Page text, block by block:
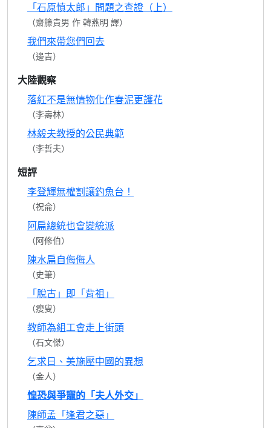
「石原慎太郎」問題之查證（上）
（齋籐貴男 作 韓燕明 譯）
我們來帶您們回去
（邊吉）
大陸觀察
落紅不是無情物化作春泥更護花
（李壽林）
林毅夫教授的公民典範
（李哲夫）
短評
李登輝無權割讓釣魚台！
（祝侖）
阿扁總統也會變統派
（阿修伯）
陳水扁自侮侮人
（史筆）
「脫古」即「背祖」
（瘦叟）
教師為組工會走上街頭
（石文傑）
乞求日、美施壓中國的異想
（金人）
惶恐與爭寵的「夫人外交」
陳師孟「逢君之惡」